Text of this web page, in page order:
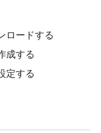
ロードする
成する
定する